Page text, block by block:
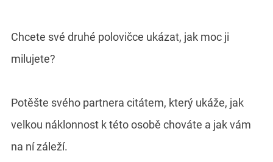
Chcete své druhé polovičce ukázat, jak moc ji
milujete?
Potěšte svého partnera citátem, který ukáže, jak
velkou náklonnost k této osobě chováte a jak vám
na ní záleží.